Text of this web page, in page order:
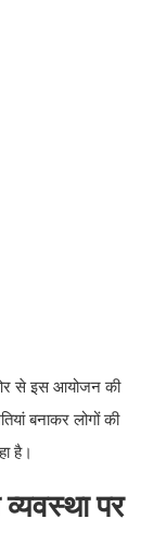
से इस आयोजन की
बनाकर लोगों की
है।
पर